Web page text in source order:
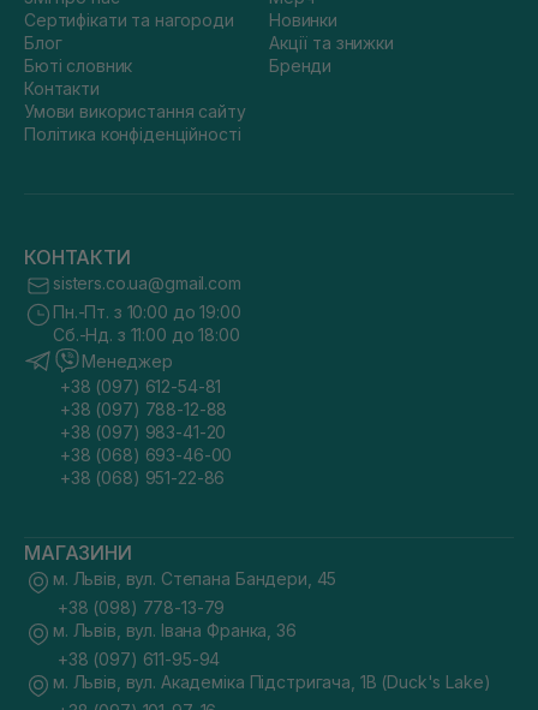
Сертифікати та нагороди
Блог
Бюті словник
Контакти
Умови використання сайту
Політика конфіденційності
Новинки
Акції та знижки
Бренди
КОНТАКТИ
sisters.co.ua@gmail.com
Пн.-Пт. з 10:00 до 19:00
Сб.-Нд. з 11:00 до 18:00
Менеджер
+38 (097) 612-54-81
+38 (097) 788-12-88
+38 (097) 983-41-20
+38 (068) 693-46-00
+38 (068) 951-22-86
МАГАЗИНИ
м. Львів, вул. Степана Бандери, 45
+38 (098) 778-13-79
м. Львів, вул. Івана Франка, 36
+38 (097) 611-95-94
м. Львів, вул. Академіка Підстригача, 1В (Duck's Lake)